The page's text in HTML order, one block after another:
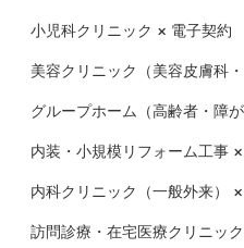
小児科クリニック × 電子契約
美容クリニック（美容皮膚科
グループホーム（高齢者・障
内装・小規模リフォーム工事
内科クリニック（一般外来）
訪問診療・在宅医療クリニッ